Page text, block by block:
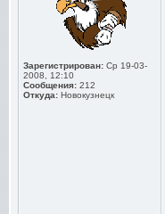
Зарегистрирован: Ср 19-03-
2008, 12:10
Сообщения: 212
Откуда: Новокузнецк